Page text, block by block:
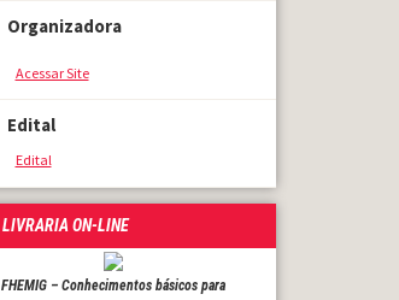
Organizadora
Acessar Site
Edital
Edital
LIVRARIA ON-LINE
FHEMIG – Conhecimentos básicos para